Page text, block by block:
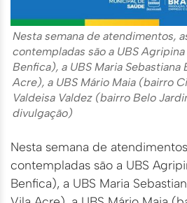
Nesta semana de atendimentos,
contempladas são a UBS
Benfica), a UBS Maria
Acre), a UBS Mário Maia (bairro
Valdeisa Valdez (bairro Belo
divulgação)
Nesta semana de
contempladas são a UBS
Benfica), a UBS Maria